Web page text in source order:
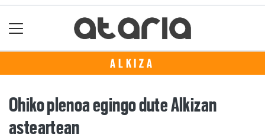
ALKIZA
Ohiko plenoa egingo dute Alkizan
asteartean